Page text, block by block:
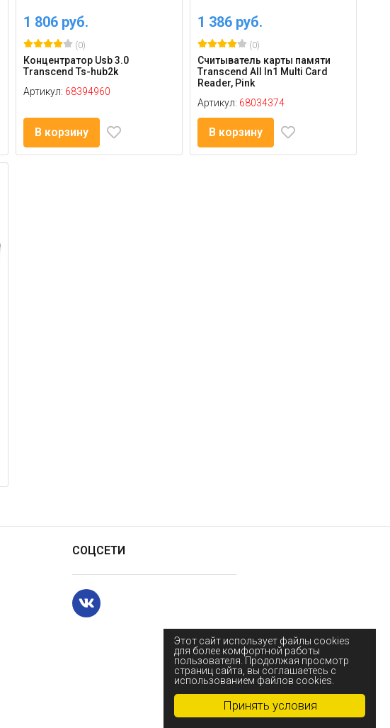
Принять условия
Этот сайт использует файлы cookies
для более комфортной работы
пользователя. Продолжая просмотр
страниц сайта, вы соглашаетесь с
использованием файлов cookies.
1 806 руб.
(0)
Концентратор Usb 3.0
Transcend Ts-hub2k
Артикул: 68394960
В корзину
1 386 руб.
(0)
Считыватель карты памяти
Transcend All In1 Multi Card
Reader, Pink
Артикул: 68034374
В корзину
СОЦСЕТИ